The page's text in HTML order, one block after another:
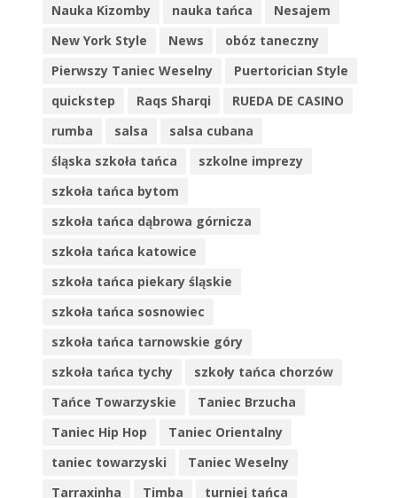
Nauka Kizomby
nauka tańca
Nesajem
New York Style
News
obóz taneczny
Pierwszy Taniec Weselny
Puertorician Style
quickstep
Raqs Sharqi
RUEDA DE CASINO
rumba
salsa
salsa cubana
śląska szkoła tańca
szkolne imprezy
szkoła tańca bytom
szkoła tańca dąbrowa górnicza
szkoła tańca katowice
szkoła tańca piekary śląskie
szkoła tańca sosnowiec
szkoła tańca tarnowskie góry
szkoła tańca tychy
szkoły tańca chorzów
Tańce Towarzyskie
Taniec Brzucha
Taniec Hip Hop
Taniec Orientalny
taniec towarzyski
Taniec Weselny
Tarraxinha
Timba turniej tańca